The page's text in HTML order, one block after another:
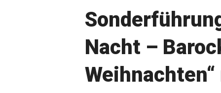
Nutzen Sie aktuelle
Metzgerei
Nacht –